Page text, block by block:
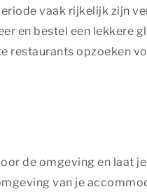
vaak rijkelijk zijn
en bestel een lekkere
restaurants opzoeken
de omgeving en laat
van je